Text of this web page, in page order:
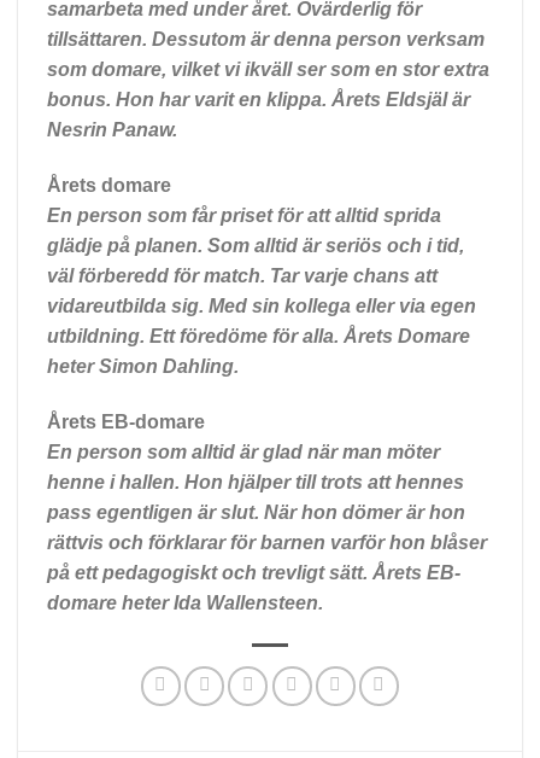
samarbeta med under året. Ovärderlig för
tillsättaren. Dessutom är denna person verksam
som domare, vilket vi ikväll ser som en stor extra
bonus. Hon har varit en klippa. Årets Eldsjäl är
Nesrin Panaw.
Årets domare
En person som får priset för att alltid sprida
glädje på planen. Som alltid är seriös och i tid,
väl förberedd för match. Tar varje chans att
vidareutbilda sig. Med sin kollega eller via egen
utbildning. Ett föredöme för alla. Årets Domare
heter Simon Dahling.
Årets EB-domare
En person som alltid är glad när man möter
henne i hallen. Hon hjälper till trots att hennes
pass egentligen är slut. När hon dömer är hon
rättvis och förklarar för barnen varför hon blåser
på ett pedagogiskt och trevligt sätt. Årets EB-
domare heter Ida Wallensteen.